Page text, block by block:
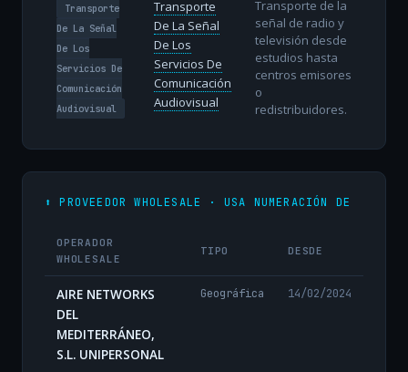
Transporte
De La Señal
De Los
Servicios De
Comunicación
Audiovisual
Transporte
De La Señal
De Los
Servicios De
Comunicación
Audiovisual
Transporte de la
señal de radio y
televisión desde
estudios hasta
centros emisores
o
redistribuidores.
⬆️ PROVEEDOR WHOLESALE · USA NUMERACIÓN DE
OPERADOR
WHOLESALE
TIPO DESDE
AIRE NETWORKS
DEL
MEDITERRÁNEO,
S.L. UNIPERSONAL
Geográfica 14/02/2024